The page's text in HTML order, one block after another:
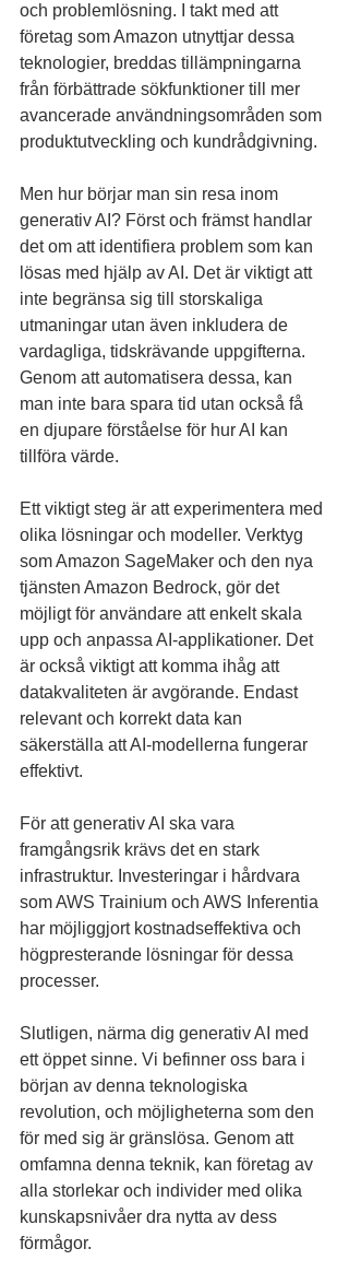
och problemlösning. I takt med att
företag som Amazon utnyttjar dessa
teknologier, breddas tillämpningarna
från förbättrade sökfunktioner till mer
avancerade användningsområden som
produktutveckling och kundrådgivning.
Men hur börjar man sin resa inom
generativ AI? Först och främst handlar
det om att identifiera problem som kan
lösas med hjälp av AI. Det är viktigt att
inte begränsa sig till storskaliga
utmaningar utan även inkludera de
vardagliga, tidskrävande uppgifterna.
Genom att automatisera dessa, kan
man inte bara spara tid utan också få
en djupare förståelse för hur AI kan
tillföra värde.
Ett viktigt steg är att experimentera med
olika lösningar och modeller. Verktyg
som Amazon SageMaker och den nya
tjänsten Amazon Bedrock, gör det
möjligt för användare att enkelt skala
upp och anpassa AI-applikationer. Det
är också viktigt att komma ihåg att
datakvaliteten är avgörande. Endast
relevant och korrekt data kan
säkerställa att AI-modellerna fungerar
effektivt.
För att generativ AI ska vara
framgångsrik krävs det en stark
infrastruktur. Investeringar i hårdvara
som AWS Trainium och AWS Inferentia
har möjliggjort kostnadseffektiva och
högpresterande lösningar för dessa
processer.
Slutligen, närma dig generativ AI med
ett öppet sinne. Vi befinner oss bara i
början av denna teknologiska
revolution, och möjligheterna som den
för med sig är gränslösa. Genom att
omfamna denna teknik, kan företag av
alla storlekar och individer med olika
kunskapsnivåer dra nytta av dess
förmågor.